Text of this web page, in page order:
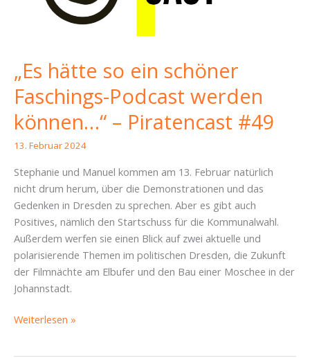
„Es hätte so ein schöner
Faschings-Podcast werden
können…“ – Piratencast #49
13. Februar 2024
Stephanie und Manuel kommen am 13. Februar natürlich
nicht drum herum, über die Demonstrationen und das
Gedenken in Dresden zu sprechen. Aber es gibt auch
Positives, nämlich den Startschuss für die Kommunalwahl.
Außerdem werfen sie einen Blick auf zwei aktuelle und
polarisierende Themen im politischen Dresden, die Zukunft
der Filmnächte am Elbufer und den Bau einer Moschee in der
Johannstadt.
„Es
Weiterlesen »